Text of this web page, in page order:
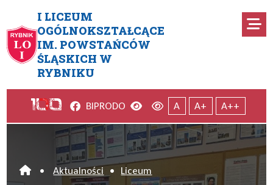
I LICEUM
OGÓLNOKSZTAŁCĄCE
IM. POWSTAŃCÓW
ŚLĄSKICH W
RYBNIKU
Na tropie uprzedzeń –
Facebook
BIPRODO Wersja kontrastowa
Wersja domyślna
A A+ A++
Home
• Aktualności • Liceum